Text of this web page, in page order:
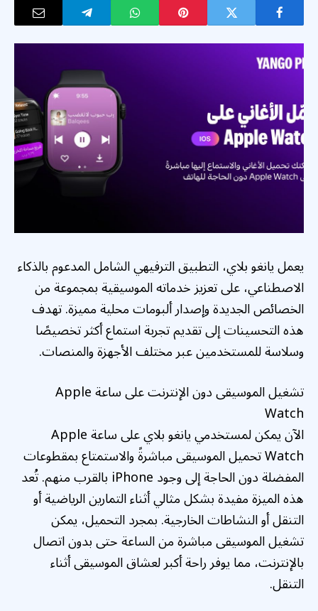
يعمل يانغو بلاي، التطبيق الترفيهي الشامل المدعوم بالذكاء
الاصطناعي، على تعزيز خدماته الموسيقية بمجموعة من
الخصائص الجديدة وإصدار ألبومات محلية مميزة. تهدف
هذه التحسينات إلى تقديم تجربة استماع أكثر تخصيصًا
وسلاسة للمستخدمين عبر مختلف الأجهزة والمنصات.
تشغيل الموسيقى دون الإنترنت على ساعة Apple
Watch
الآن يمكن لمستخدمي يانغو بلاي على ساعة Apple
Watch تحميل الموسيقى مباشرةً والاستمتاع بمقطوعات
المفضلة دون الحاجة إلى وجود iPhone بالقرب منهم. تُعد
هذه الميزة مفيدة بشكل مثالي أثناء التمارين الرياضية أو
التنقل أو النشاطات الخارجية. بمجرد التحميل، يمكن
تشغيل الموسيقى مباشرة من الساعة حتى بدون اتصال
بالإنترنت، مما يوفر راحة أكبر لعشاق الموسيقى أثناء
التنقل.